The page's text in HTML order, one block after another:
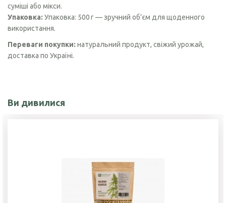
суміші або мікси.
Упаковка: Упаковка: 500 г — зручний об’єм для щоденного
використання.
Переваги покупки: натуральний продукт, свіжий урожай,
доставка по Україні.
Ви дивилися